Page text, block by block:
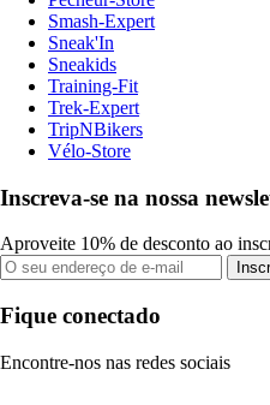
Smash-Expert
Sneak'In
Sneakids
Training-Fit
Trek-Expert
TripNBikers
Vélo-Store
Inscreva-se na nossa
Aproveite 10% de desconto ao
Fique conectado
Encontre-nos nas redes sociais